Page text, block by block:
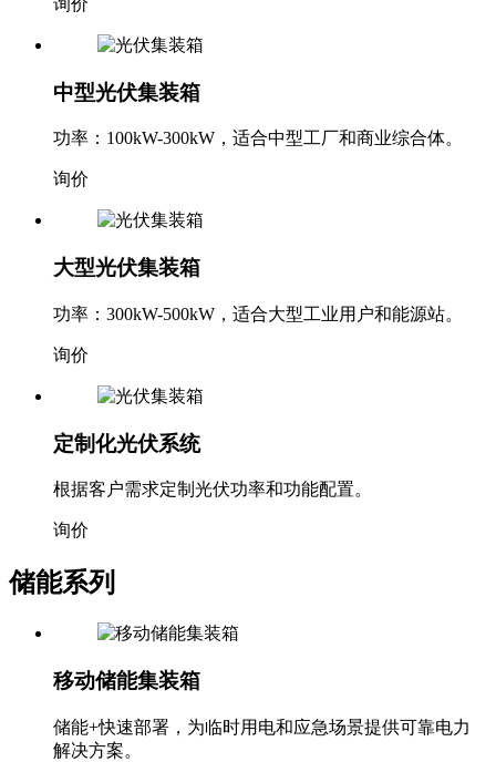
询价
中型光伏集装箱
功率：100kW-300kW，适合中型工厂和商业综合体。
询价
大型光伏集装箱
功率：300kW-500kW，适合大型工业用户和能源站。
询价
定制化光伏系统
根据客户需求定制光伏功率和功能配置。
询价
储能系列
移动储能集装箱
储能+快速部署，为临时用电和应急场景提供可靠电力
解决方案。